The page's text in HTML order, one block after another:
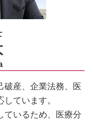
破産、企業法務、医
ています。
ているため、医療分